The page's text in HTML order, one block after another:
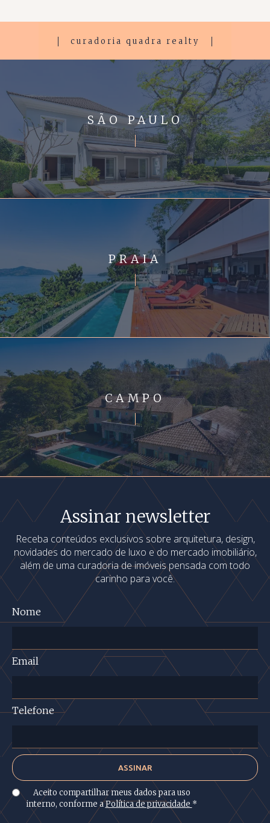
curadoria quadra realty
SÃO PAULO
PRAIA
CAMPO
Assinar newsletter
Receba conteúdos exclusivos sobre arquitetura, design,
novidades do mercado de luxo e do mercado imobiliário,
além de uma curadoria de imóveis pensada com todo
carinho para você.
Nome
Email
Telefone
Aceito compartilhar meus dados para uso
interno, conforme aPolítica de privacidade *